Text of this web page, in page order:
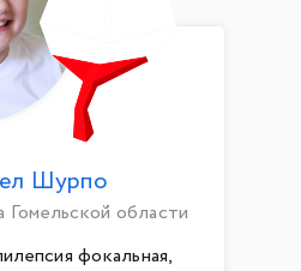
Шурпо
Гомельской области
фокальная,